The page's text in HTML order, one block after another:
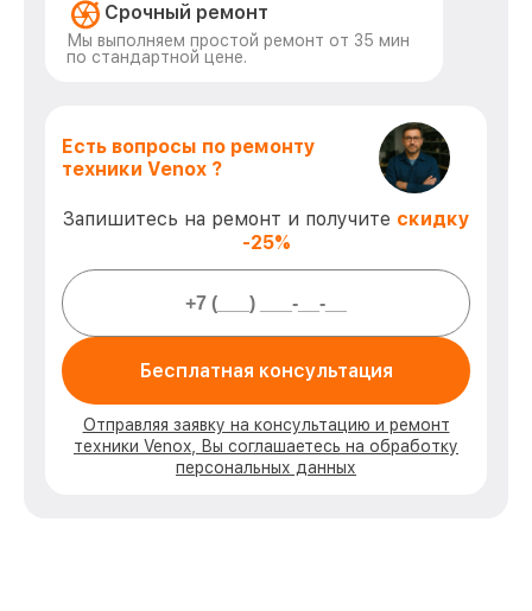
Срочный ремонт
Мы выполняем простой ремонт от 35 мин
по стандартной цене.
Есть вопросы по ремонту
техники Venox ?
Запишитесь на ремонт и получите скидку
-25%
Бесплатная консультация
Отправляя заявку на консультацию и ремонт
техники Venox, Вы соглашаетесь на обработку
персональных данных